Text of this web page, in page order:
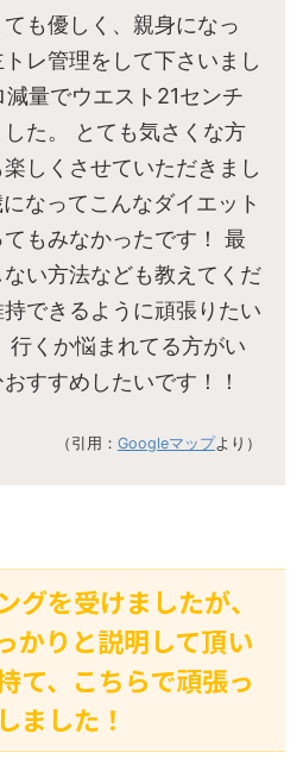
も優しく、親身になっ
レ管理をして下さいまし
量でウエスト21センチ
た。 とても気さくな方
しくさせていただきまし
なってこんなダイエット
もみなかったです！ 最
い方法なども教えてくだ
できるように頑張りたい
行くか悩まれてる方がい
すすめしたいです！！
（引用： Googleマップより）
グを受けましたが、
かりと説明して頂い
て、こちらで頑張っ
ました！